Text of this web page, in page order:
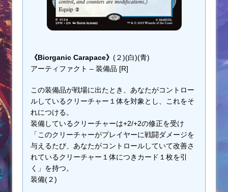
《Biorganic Carapace》 (２)(白)(青)
アーティファクト – 装備品 [R]
この装備品が戦場に出たとき、あなたがコントロー
ルしているクリーチャー１体を対象とし、これをそ
れにつける。
装備しているクリーチャーは+2/+2の修正を受け
「このクリーチャーがプレイヤーに戦闘ダメージを
与えるたび、あなたがコントロールしていて改善さ
れているクリーチャー１体につきカード１枚を引
く」を持つ。
装備(２)